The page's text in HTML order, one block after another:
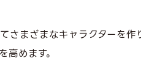
さまざまなキャラクターを作
めます。